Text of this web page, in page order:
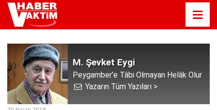
M. Şevket Eygi
Peygamber’e Tâbi Olmayan Helâk Olur
Yazarın Tüm Yazıları >
10:34